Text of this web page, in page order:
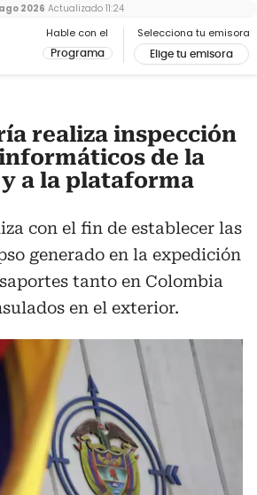
Hable con el
Programa
Selecciona tu emisora
Elige tu emisora
2026 Actualizado 11:24
realiza inspección
de la
a la plataforma
con el fin de establecer las
generado en la expedición
tanto en Colombia
en el exterior.